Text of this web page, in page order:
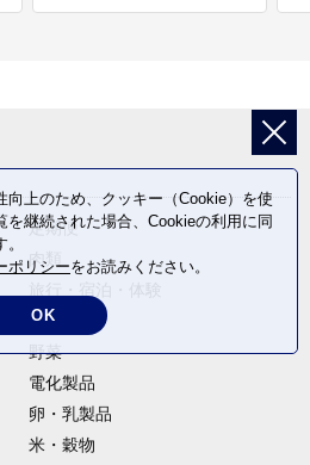
定期便
肉類
麺類
野菜
電化製品
卵・乳製品
米・穀物
向上のため、クッキー（Cookie）を使
を継続された場合、Cookieの利用に同
ポリシーをお読みください。
OK